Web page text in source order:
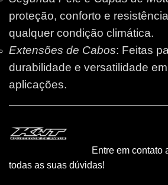
proteção, conforto e
qualquer condição climática.
Extensões de Cabos: Feitas
durabilidade e versatilidade
aplicações.
Entre em contato
todas as suas dúvidas!